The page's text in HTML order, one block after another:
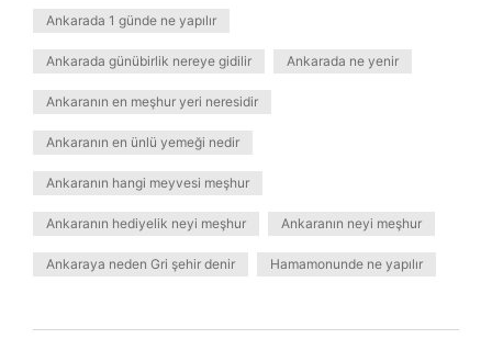
Ankarada 1 günde ne yapılır
Ankarada günübirlik nereye gidilir Ankarada ne yenir
Ankaranın en meşhur yeri neresidir
Ankaranın en ünlü yemeği nedir
Ankaranın hangi meyvesi meşhur
Ankaranın hediyelik neyi meşhur Ankaranın neyi meşhur
Ankaraya neden Gri şehir denir Hamamonunde ne yapılır